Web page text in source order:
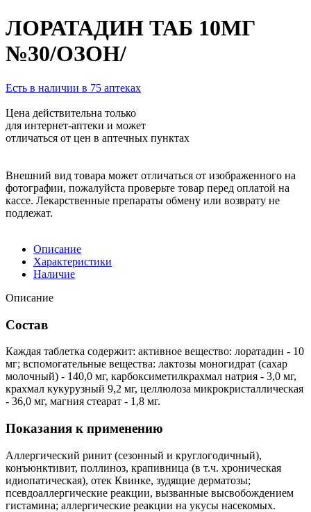
ЛОРАТАДИН ТАБ 10МГ
№30/ОЗОН/
Есть в наличии в 75 аптеках
Цена действительна только
для интернет-аптеки и может
отличаться от цен в аптечных пунктах
Внешний вид товара может отличаться от изображенного на
фотографии, пожалуйста проверьте товар перед оплатой на
кассе. Лекарственные препараты обмену или возврату не
подлежат.
Описание
Характеристики
Наличие
Описание
Состав
Каждая таблетка содержит: активное вещество: лоратадин - 10
мг; вспомогательные вещества: лактозы моногидрат (сахар
молочный) - 140,0 мг, карбоксиметилкрахмал натрия - 3,0 мг,
крахмал кукурузный 9,2 мг, целлюлоза микрокристаллическая
- 36,0 мг, магния стеарат - 1,8 мг.
Показания к применению
Аллергический ринит (сезонный и круглогодичный),
конъюнктивит, поллиноз, крапивница (в т.ч. хроническая
идиопатическая), отек Квинке, зудящие дерматозы;
псевдоаллергические реакции, вызванные высвобождением
гистамина; аллергические реакции на укусы насекомых.